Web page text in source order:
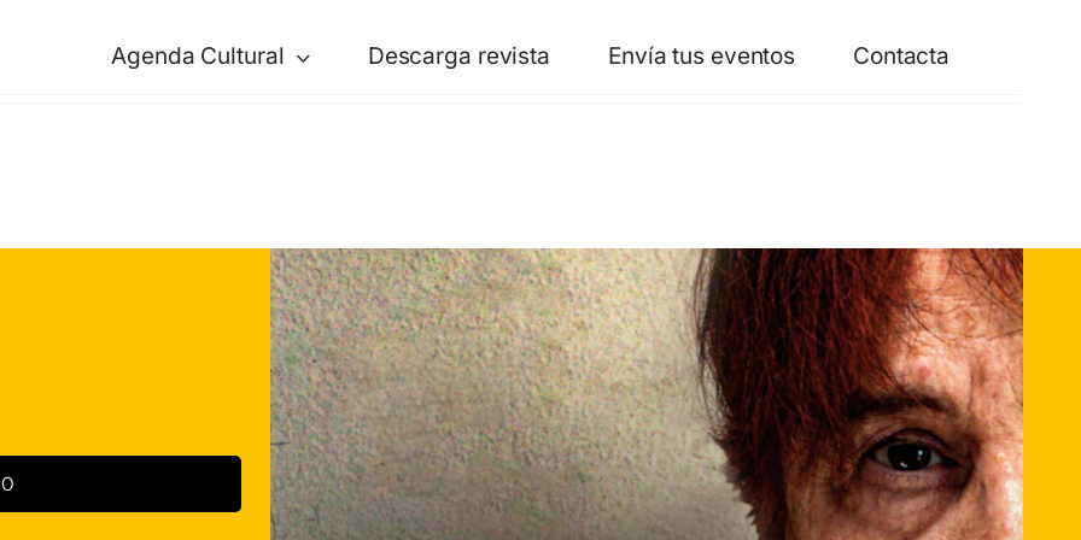
Agenda Cultural Descarga revista Envía tus eventos Contacta